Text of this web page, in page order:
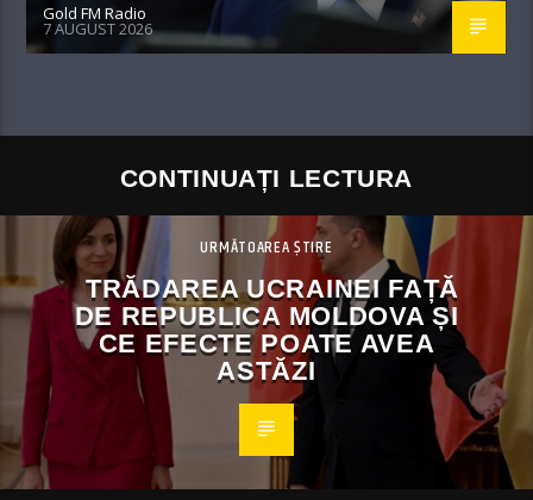
Gold FM Radio
7 AUGUST 2026
CONTINUAȚI LECTURA
URMĂTOAREA ȘTIRE
TRĂDAREA UCRAINEI FAȚĂ
DE REPUBLICA MOLDOVA ȘI
CE EFECTE POATE AVEA
ASTĂZI